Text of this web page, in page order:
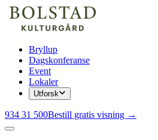
Bryllup
Dagskonferanse
Event
Lokaler
Utforsk
934 31 500Bestill gratis visning →